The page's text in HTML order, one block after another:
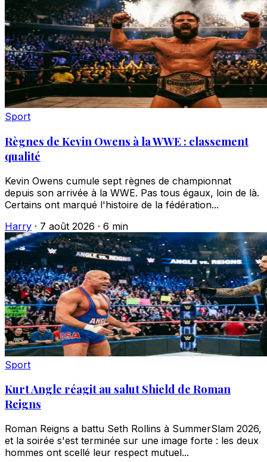
Sport
Règnes de Kevin Owens à la WWE : classement
qualité
Kevin Owens cumule sept règnes de championnat
depuis son arrivée à la WWE. Pas tous égaux, loin de là.
Certains ont marqué l'histoire de la fédération...
Harry · 7 août 2026 · 6 min
Sport
Kurt Angle réagit au salut Shield de Roman
Reigns
Roman Reigns a battu Seth Rollins à SummerSlam 2026,
et la soirée s'est terminée sur une image forte : les deux
hommes ont scellé leur respect mutuel...